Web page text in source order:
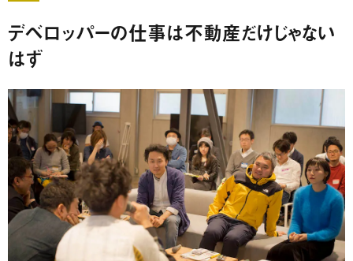
デベロッパーの仕事は不動産だけじゃない
はず